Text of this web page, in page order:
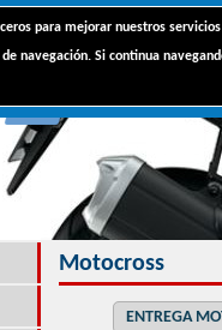
para mejorar nuestros
navegación. Si continua
Motocross
ENTREGA